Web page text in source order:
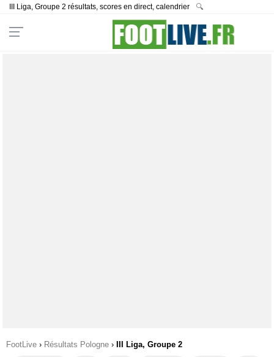
III Liga, Groupe 2 résultats, scores en direct, calendrier 🔍
FootLive › Résultats Pologne › III Liga, Groupe 2